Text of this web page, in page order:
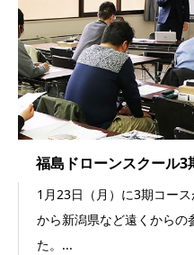
福島ドローンスクール3
1月23日（月）に3期コー
から新潟県など遠くからの
た。...